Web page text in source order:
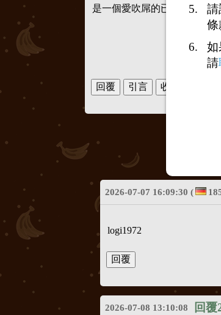
是一個愛吹屌的已婚熊熊~可
2026-07-07 16:09:30 (
logi1972
回覆
2026-07-08 13:10:08
請
條
如
請